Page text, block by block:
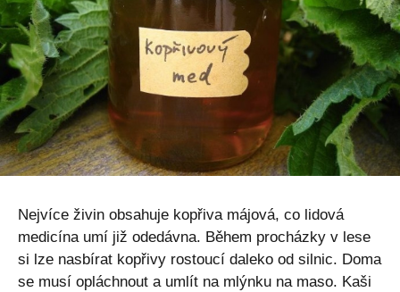
Nejvíce živin obsahuje kopřiva májová, co lidová
medicína umí již odedávna. Během procházky v lese
si lze nasbírat kopřivy rostoucí daleko od silnic. Doma
se musí opláchnout a umlít na mlýnku na maso. Kaši